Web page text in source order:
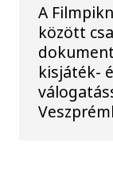
A
között
kisjáték-